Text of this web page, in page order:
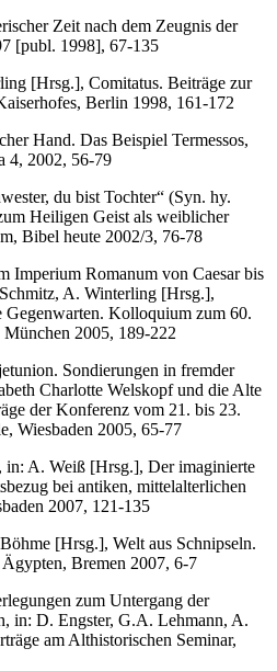
Zeit nach dem Zeugnis der
[publ. 1998], 67-135
[Hrsg.], Comitatus. Beiträge zur
Berlin 1998, 161-172
Hand. Das Beispiel Termessos,
4, 2002, 56-79
du bist Tochter“ (Syn. hy.
Heiligen Geist als weiblicher
Bibel heute 2002/3, 76-78
Imperium Romanum von Caesar bis
A. Winterling [Hrsg.],
Kolloquium zum 60.
2005, 189-222
Sondierungen in fremder
Charlotte Welskopf und die Alte
der Konferenz vom 21. bis 23.
Wiesbaden 2005, 65-77
in: A. Weiß [Hrsg.], Der imaginierte
bei antiken, mittelalterlichen
2007, 121-135
[Hrsg.], Welt aus Schnipseln.
Bremen 2007, 6-7
zum Untergang der
in: D. Engster, G.A. Lehmann, A.
am Althistorischen Seminar,